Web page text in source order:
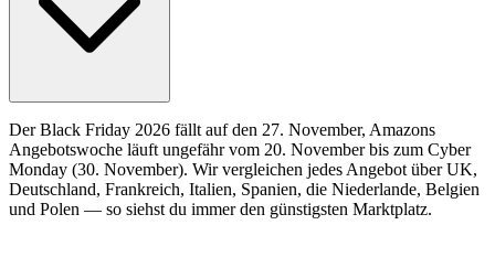
Der Black Friday 2026 fällt auf den 27. November, Amazons
Angebotswoche läuft ungefähr vom 20. November bis zum Cyber
Monday (30. November). Wir vergleichen jedes Angebot über UK,
Deutschland, Frankreich, Italien, Spanien, die Niederlande, Belgien
und Polen — so siehst du immer den günstigsten Marktplatz.